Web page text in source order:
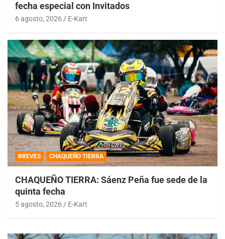
fecha especial con Invitados
6 agosto, 2026 E-Kart
BREVES CHAQUEÑO TIERRA
CHAQUEÑO TIERRA: Sáenz Peña fue sede de la
quinta fecha
5 agosto, 2026 E-Kart